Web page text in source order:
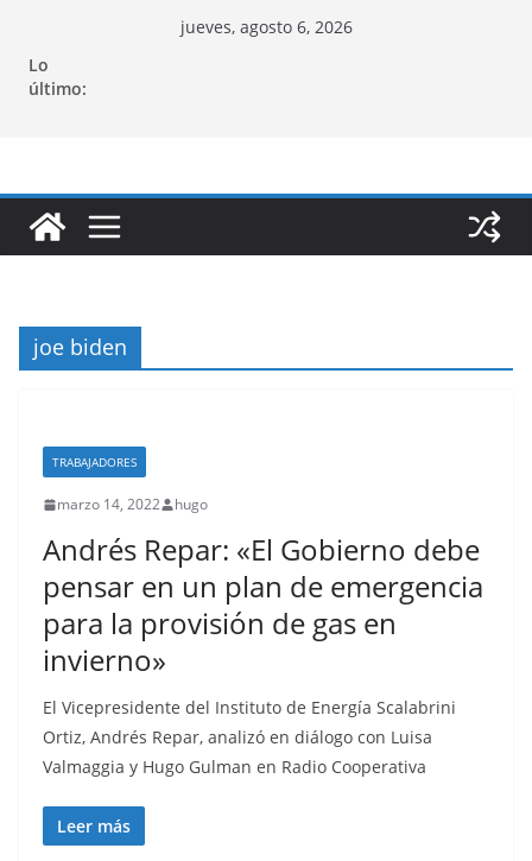
contenido
jueves, agosto 6, 2026
Lo
último:
joe biden
TRABAJADORES
marzo 14, 2022 hugo
Andrés Repar: «El Gobierno debe
pensar en un plan de emergencia
para la provisión de gas en
invierno»
El Vicepresidente del Instituto de Energía Scalabrini
Ortiz, Andrés Repar, analizó en diálogo con Luisa
Valmaggia y Hugo Gulman en Radio Cooperativa
Leer más